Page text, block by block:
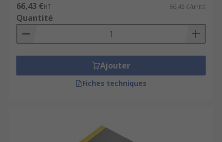
66,43 €HT 66,43 €/unité
Quantité
Ajouter
Fiches techniques